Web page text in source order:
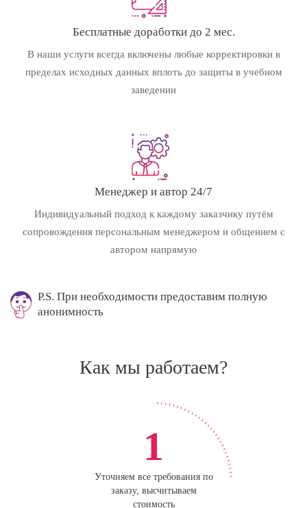
Бесплатные доработки до 2 мес.
В наши услуги всегда включены любые корректировки в
пределах исходных данных вплоть до защиты в учебном
заведении
Менеджер и автор 24/7
Индивидуальный подход к каждому заказчику путём
сопровождения персональным менеджером и общением с
автором напрямую
P.S. При необходимости предоставим полную
анонимность
Как мы работаем?
1
Уточняем все требования по
заказу, высчитываем
стоимость